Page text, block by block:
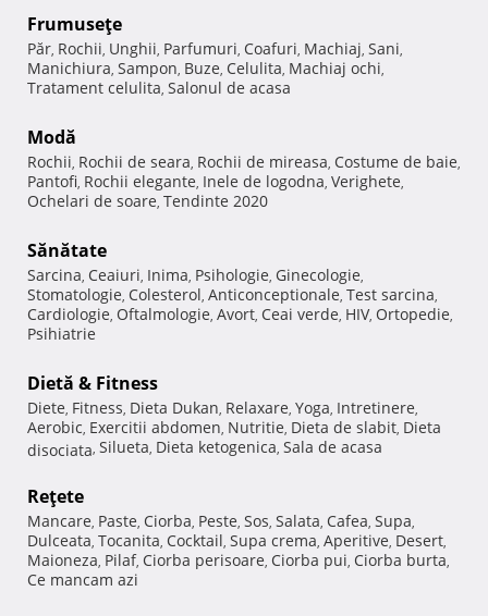
Frumuseţe
Păr, Rochii, Unghii, Parfumuri, Coafuri, Machiaj, Sani,
Manichiura, Sampon, Buze, Celulita, Machiaj ochi,
Tratament celulita, Salonul de acasa
Modă
Rochii, Rochii de seara, Rochii de mireasa, Costume de baie,
Pantofi, Rochii elegante, Inele de logodna, Verighete,
Ochelari de soare, Tendinte 2020
Sănătate
Sarcina, Ceaiuri, Inima, Psihologie, Ginecologie,
Stomatologie, Colesterol, Anticonceptionale, Test sarcina,
Cardiologie, Oftalmologie, Avort, Ceai verde, HIV, Ortopedie,
Psihiatrie
Dietă & Fitness
Diete, Fitness, Dieta Dukan, Relaxare, Yoga, Intretinere,
Aerobic, Exercitii abdomen, Nutritie, Dieta de slabit, Dieta
disociata, Silueta, Dieta ketogenica, Sala de acasa
Reţete
Mancare, Paste, Ciorba, Peste, Sos, Salata, Cafea, Supa,
Dulceata, Tocanita, Cocktail, Supa crema, Aperitive, Desert,
Maioneza, Pilaf, Ciorba perisoare, Ciorba pui, Ciorba burta,
Ce mancam azi